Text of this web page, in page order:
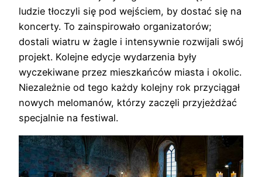
ludzie tłoczyli się pod wejściem, by dostać się na
koncerty. To zainspirowało organizatorów;
dostali wiatru w żagle i intensywnie rozwijali swój
projekt. Kolejne edycje wydarzenia były
wyczekiwane przez mieszkańców miasta i okolic.
Niezależnie od tego każdy kolejny rok przyciągał
nowych melomanów, którzy zaczęli przyjeżdżać
specjalnie na festiwal.